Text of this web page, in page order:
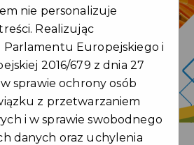
nie personalizuje
Realizując
Europejskiego i
2016/679 z dnia 27
sprawie ochrony osób
z przetwarzaniem
i w sprawie swobodnego
danych oraz uchylenia